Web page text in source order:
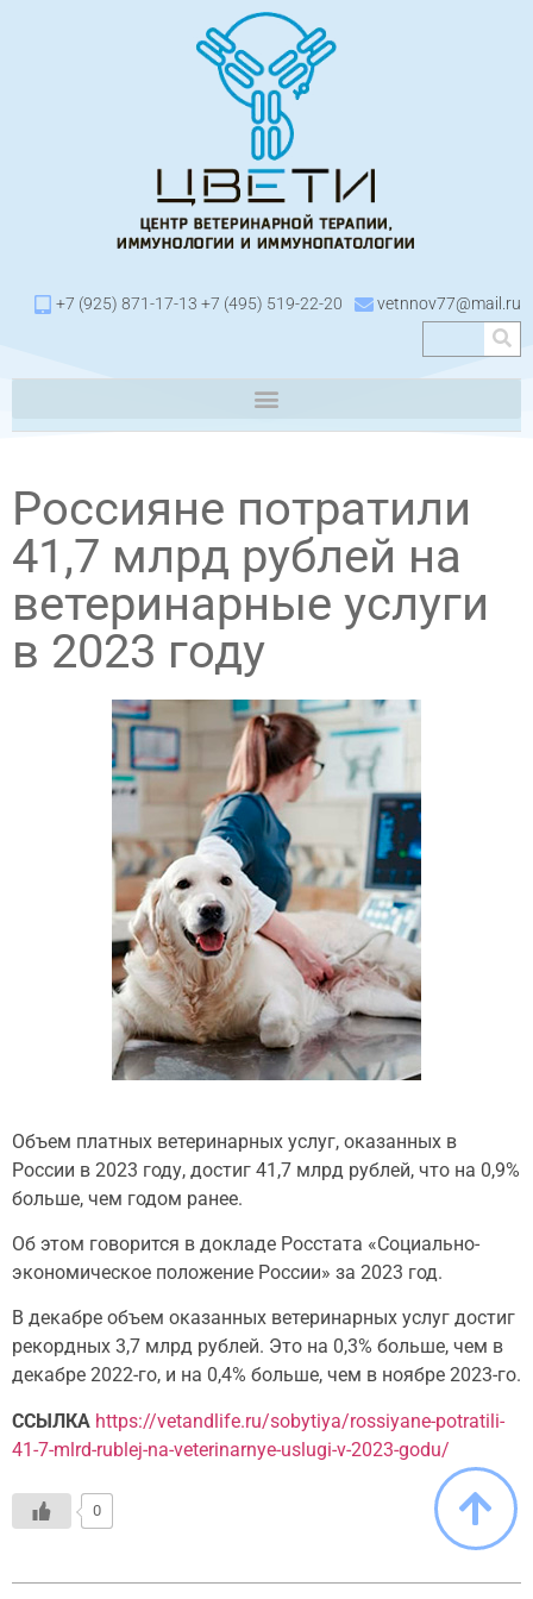
+7 (925) 871-17-13 +7 (495) 519-22-20 vetnnov77@mail.ru
Россияне потратили
41,7 млрд рублей на
ветеринарные услуги
в 2023 году
Объем платных ветеринарных услуг, оказанных в
России в 2023 году, достиг 41,7 млрд рублей, что на 0,9%
больше, чем годом ранее.
Об этом говорится в докладе Росстата «Социально-
экономическое положение России» за 2023 год.
В декабре объем оказанных ветеринарных услуг достиг
рекордных 3,7 млрд рублей. Это на 0,3% больше, чем в
декабре 2022-го, и на 0,4% больше, чем в ноябре 2023-го.
ССЫЛКА https://vetandlife.ru/sobytiya/rossiyane-potratili-
41-7-mlrd-rublej-na-veterinarnye-uslugi-v-2023-godu/
0